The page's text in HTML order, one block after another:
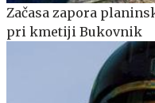
Začasa zapora
pri kmetiji Bukovnik